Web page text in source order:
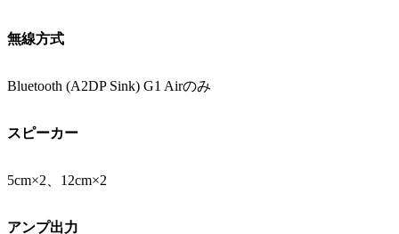
無線方式
Bluetooth (A2DP Sink) G1 Airのみ
スピーカー
5cm×2、12cm×2
アンプ出力